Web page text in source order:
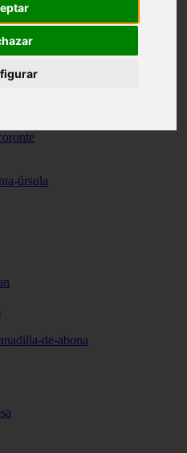
úrsula
de-abona